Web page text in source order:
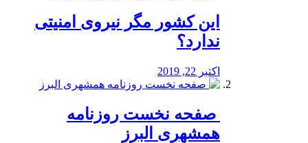
این کشور مگر نیروی امنیتی
ندارد؟
اکتبر 22, 2019
️ صفحه نخست روزنامه‌
همشهری البرز